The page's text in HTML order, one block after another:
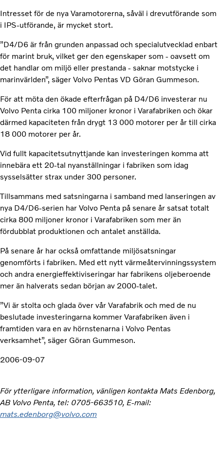
Intresset för de nya Varamotorerna, såväl i drevutförande som
i IPS-utförande, är mycket stort.
”D4/D6 är från grunden anpassad och specialutvecklad enbart
för marint bruk, vilket ger den egenskaper som - oavsett om
det handlar om miljö eller prestanda - saknar motstycke i
marinvärlden”, säger Volvo Pentas VD Göran Gummeson.
För att möta den ökade efterfrågan på D4/D6 investerar nu
Volvo Penta cirka 100 miljoner kronor i Varafabriken och ökar
därmed kapaciteten från drygt 13 000 motorer per år till cirka
18 000 motorer per år.
Vid fullt kapacitetsutnyttjande kan investeringen komma att
innebära ett 20-tal nyanställningar i fabriken som idag
sysselsätter strax under 300 personer.
Tillsammans med satsningarna i samband med lanseringen av
nya D4/D6-serien har Volvo Penta på senare år satsat totalt
cirka 800 miljoner kronor i Varafabriken som mer än
fördubblat produktionen och antalet anställda.
På senare år har också omfattande miljösatsningar
genomförts i fabriken. Med ett nytt värmeåtervinningssystem
och andra energieffektiviseringar har fabrikens oljeberoende
mer än halverats sedan början av 2000-talet.
”Vi är stolta och glada över vår Varafabrik och med de nu
beslutade investeringarna kommer Varafabriken även i
framtiden vara en av hörnstenarna i Volvo Pentas
verksamhet”, säger Göran Gummeson.
2006-09-07
För ytterligare information, vänligen kontakta Mats Edenborg,
AB Volvo Penta, tel: 0705-663510, E-mail:
mats.edenborg@volvo.com